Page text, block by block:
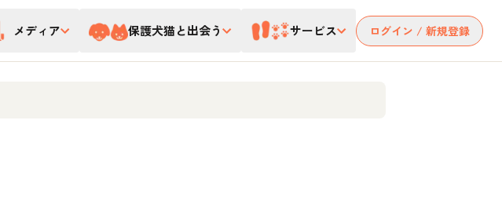
メディア 保護犬猫と出会う サービス ログイン / 新規登録